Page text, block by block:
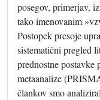
posegov, primerjav,
tako imenovanim
Postopek presoje
sistematični pregled
prednostne postavke
metaanalize
člankov smo